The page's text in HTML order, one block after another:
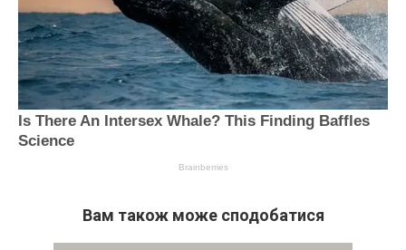
Вам також може сподобатися